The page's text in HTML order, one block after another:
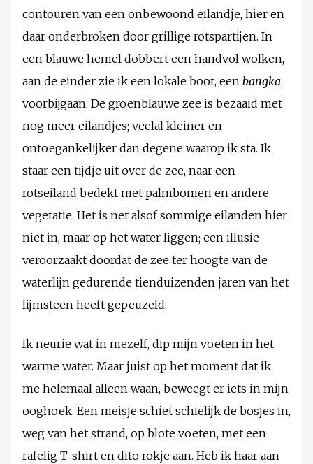
contouren van een onbewoond eilandje, hier en
daar onderbroken door grillige rotspartijen. In
een blauwe hemel dobbert een handvol wolken,
aan de einder zie ik een lokale boot, een bangka,
voorbijgaan. De groenblauwe zee is bezaaid met
nog meer eilandjes; veelal kleiner en
ontoegankelijker dan degene waarop ik sta. Ik
staar een tijdje uit over de zee, naar een
rotseiland bedekt met palmbomen en andere
vegetatie. Het is net alsof sommige eilanden hier
niet in, maar op het water liggen; een illusie
veroorzaakt doordat de zee ter hoogte van de
waterlijn gedurende tienduizenden jaren van het
lijmsteen heeft gepeuzeld.
Ik neurie wat in mezelf, dip mijn voeten in het
warme water. Maar juist op het moment dat ik
me helemaal alleen waan, beweegt er iets in mijn
ooghoek. Een meisje schiet schielijk de bosjes in,
weg van het strand, op blote voeten, met een
rafelig T-shirt en dito rokje aan. Heb ik haar aan